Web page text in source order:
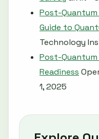
Post-
Guide to
Technology
Post-
Readiness
1, 2025